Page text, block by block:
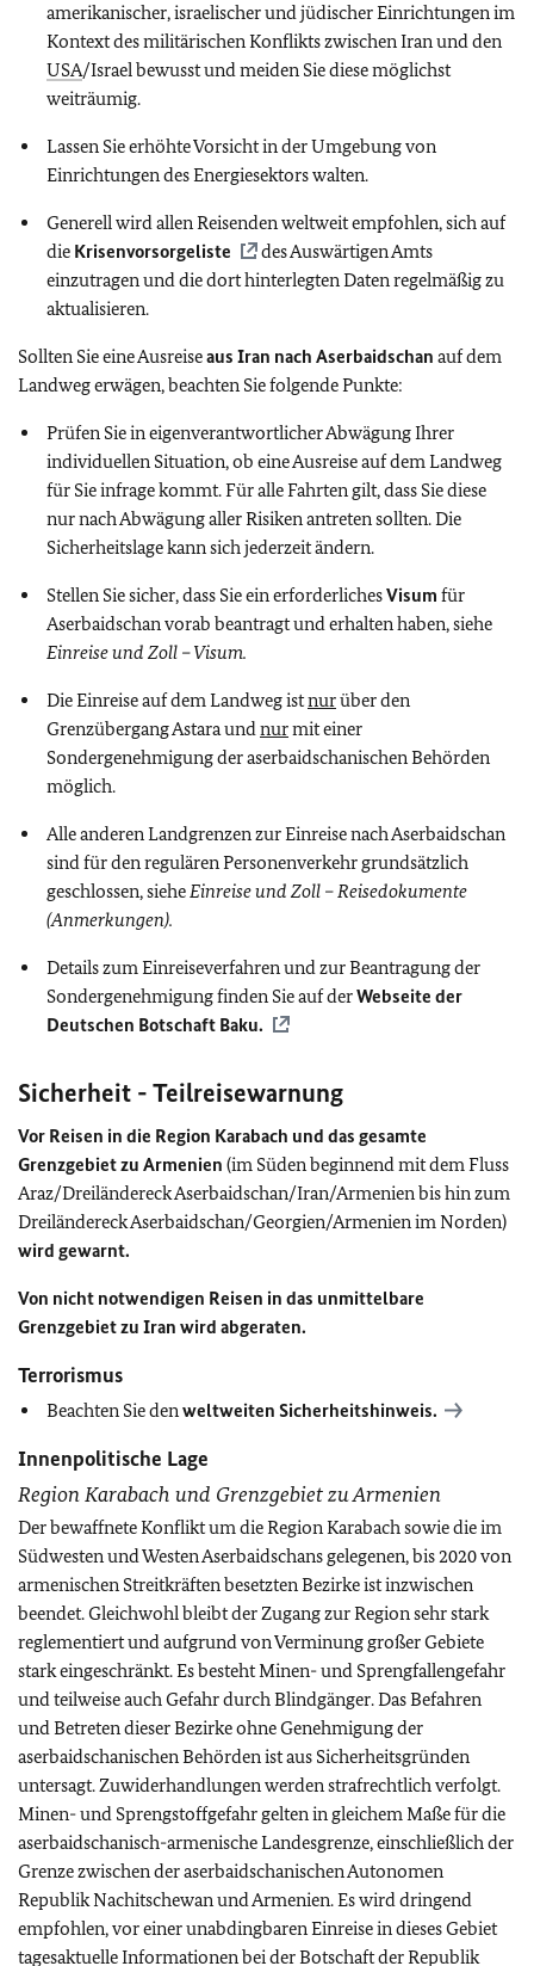
amerikanischer, israelischer und jüdischer Einrichtungen im
Kontext des militärischen Konflikts zwischen Iran und den
USA/Israel bewusst und meiden Sie diese möglichst
weiträumig.
Lassen Sie erhöhte Vorsicht in der Umgebung von
Einrichtungen des Energiesektors walten.
Generell wird allen Reisenden weltweit empfohlen, sich auf
die Krisenvorsorgeliste
des Auswärtigen Amts
einzutragen und die dort hinterlegten Daten regelmäßig zu
aktualisieren.
Sollten Sie eine Ausreiseaus Iran nach Aserbaidschan auf dem
Landweg erwägen, beachten Sie folgende Punkte:
Prüfen Sie in eigenverantwortlicher Abwägung Ihrer
individuellen Situation, ob eine Ausreise auf dem Landweg
für Sie infrage kommt. Für alle Fahrten gilt, dass Sie diese
nur nach Abwägung aller Risiken antreten sollten. Die
Sicherheitslage kann sich jederzeit ändern.
Stellen Sie sicher, dass Sie ein erforderlichesVisum für
Aserbaidschan vorab beantragt und erhalten haben, siehe
Einreise und Zoll – Visum.
Die Einreise auf dem Landweg istnurüber den
Grenzübergang Astara undnurmit einer
Sondergenehmigung der aserbaidschanischen Behörden
möglich.
Alle anderen Landgrenzen zur Einreise nach Aserbaidschan
sind für den regulären Personenverkehr grundsätzlich
geschlossen, sieheEinreise und Zoll – Reisedokumente
(Anmerkungen).
Details zum Einreiseverfahren und zur Beantragung der
Sondergenehmigung finden Sie auf derWebseite der
Deutschen Botschaft Baku.
Sicherheit - Teilreisewarnung
Vor Reisen in die Region Karabach und das gesamte
Grenzgebiet zu Armenien (im Süden beginnend mit dem Fluss
Araz/Dreiländereck Aserbaidschan/Iran/Armenien bis hin zum
Dreiländereck Aserbaidschan/Georgien/Armenien im Norden)
wird gewarnt.
Von nicht notwendigen Reisen in das unmittelbare
Grenzgebiet zu Iran wird abgeraten.
Terrorismus
Beachten Sie denweltweiten Sicherheitshinweis.
Innenpolitische Lage
Region Karabach und Grenzgebiet zu Armenien
Der bewaffnete Konflikt um die Region Karabach sowie die im
Südwesten und Westen Aserbaidschans gelegenen, bis 2020 von
armenischen Streitkräften besetzten Bezirke ist inzwischen
beendet. Gleichwohl bleibt der Zugang zur Region sehr stark
reglementiert und aufgrund von Verminung großer Gebiete
stark eingeschränkt. Es besteht Minen- und Sprengfallengefahr
und teilweise auch Gefahr durch Blindgänger. Das Befahren
und Betreten dieser Bezirke ohne Genehmigung der
aserbaidschanischen Behörden ist aus Sicherheitsgründen
untersagt. Zuwiderhandlungen werden strafrechtlich verfolgt.
Minen- und Sprengstoffgefahr gelten in gleichem Maße für die
aserbaidschanisch-armenische Landesgrenze, einschließlich der
Grenze zwischen der aserbaidschanischen Autonomen
Republik Nachitschewan und Armenien. Es wird dringend
empfohlen, vor einer unabdingbaren Einreise in dieses Gebiet
tagesaktuelle Informationen bei der Botschaft der Republik